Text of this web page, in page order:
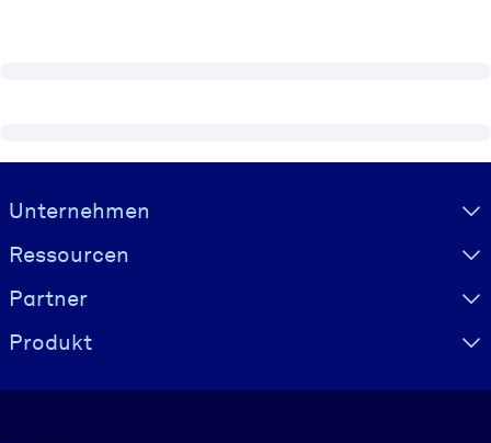
Visually hidden Text
Unternehmen
Ressourcen
Partner
Produkt